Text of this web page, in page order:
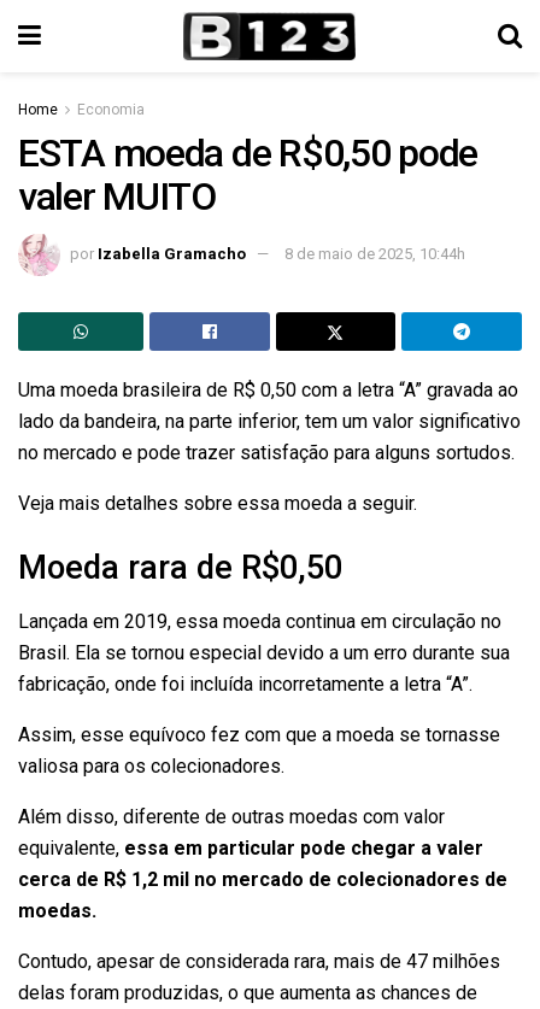
Home Economia
ESTA moeda de R$0,50 pode
valer MUITO
por Izabella Gramacho 8 de maio de 2025, 10:44h
Uma moeda brasileira de R$ 0,50 com a letra “A” gravada ao
lado da bandeira, na parte inferior, tem um valor significativo
no mercado e pode trazer satisfação para alguns sortudos.
Veja mais detalhes sobre essa moeda a seguir.
Moeda rara de R$0,50
Lançada em 2019, essa moeda continua em circulação no
Brasil. Ela se tornou especial devido a um erro durante sua
fabricação, onde foi incluída incorretamente a letra “A”.
Assim, esse equívoco fez com que a moeda se tornasse
valiosa para os colecionadores.
Além disso, diferente de outras moedas com valor
equivalente, essa em particular pode chegar a valer
cerca de R$ 1,2 mil no mercado de colecionadores de
moedas.
Contudo, apesar de considerada rara, mais de 47 milhões
delas foram produzidas, o que aumenta as chances de